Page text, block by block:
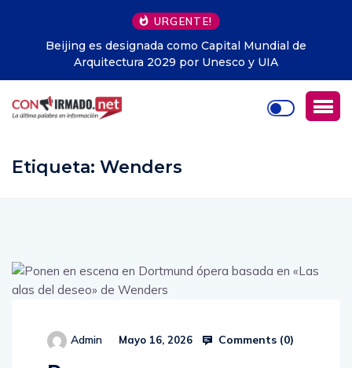
URGENTE!
Libros gratis en Guayaquil: la iniciativa que
entregado cerca de 1.500 ejemplares y llega a
Ecuador
Etiqueta: Wenders
Admin Mayo 16, 2026 Comments (0)